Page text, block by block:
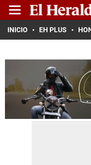
INICIO EH PLUS